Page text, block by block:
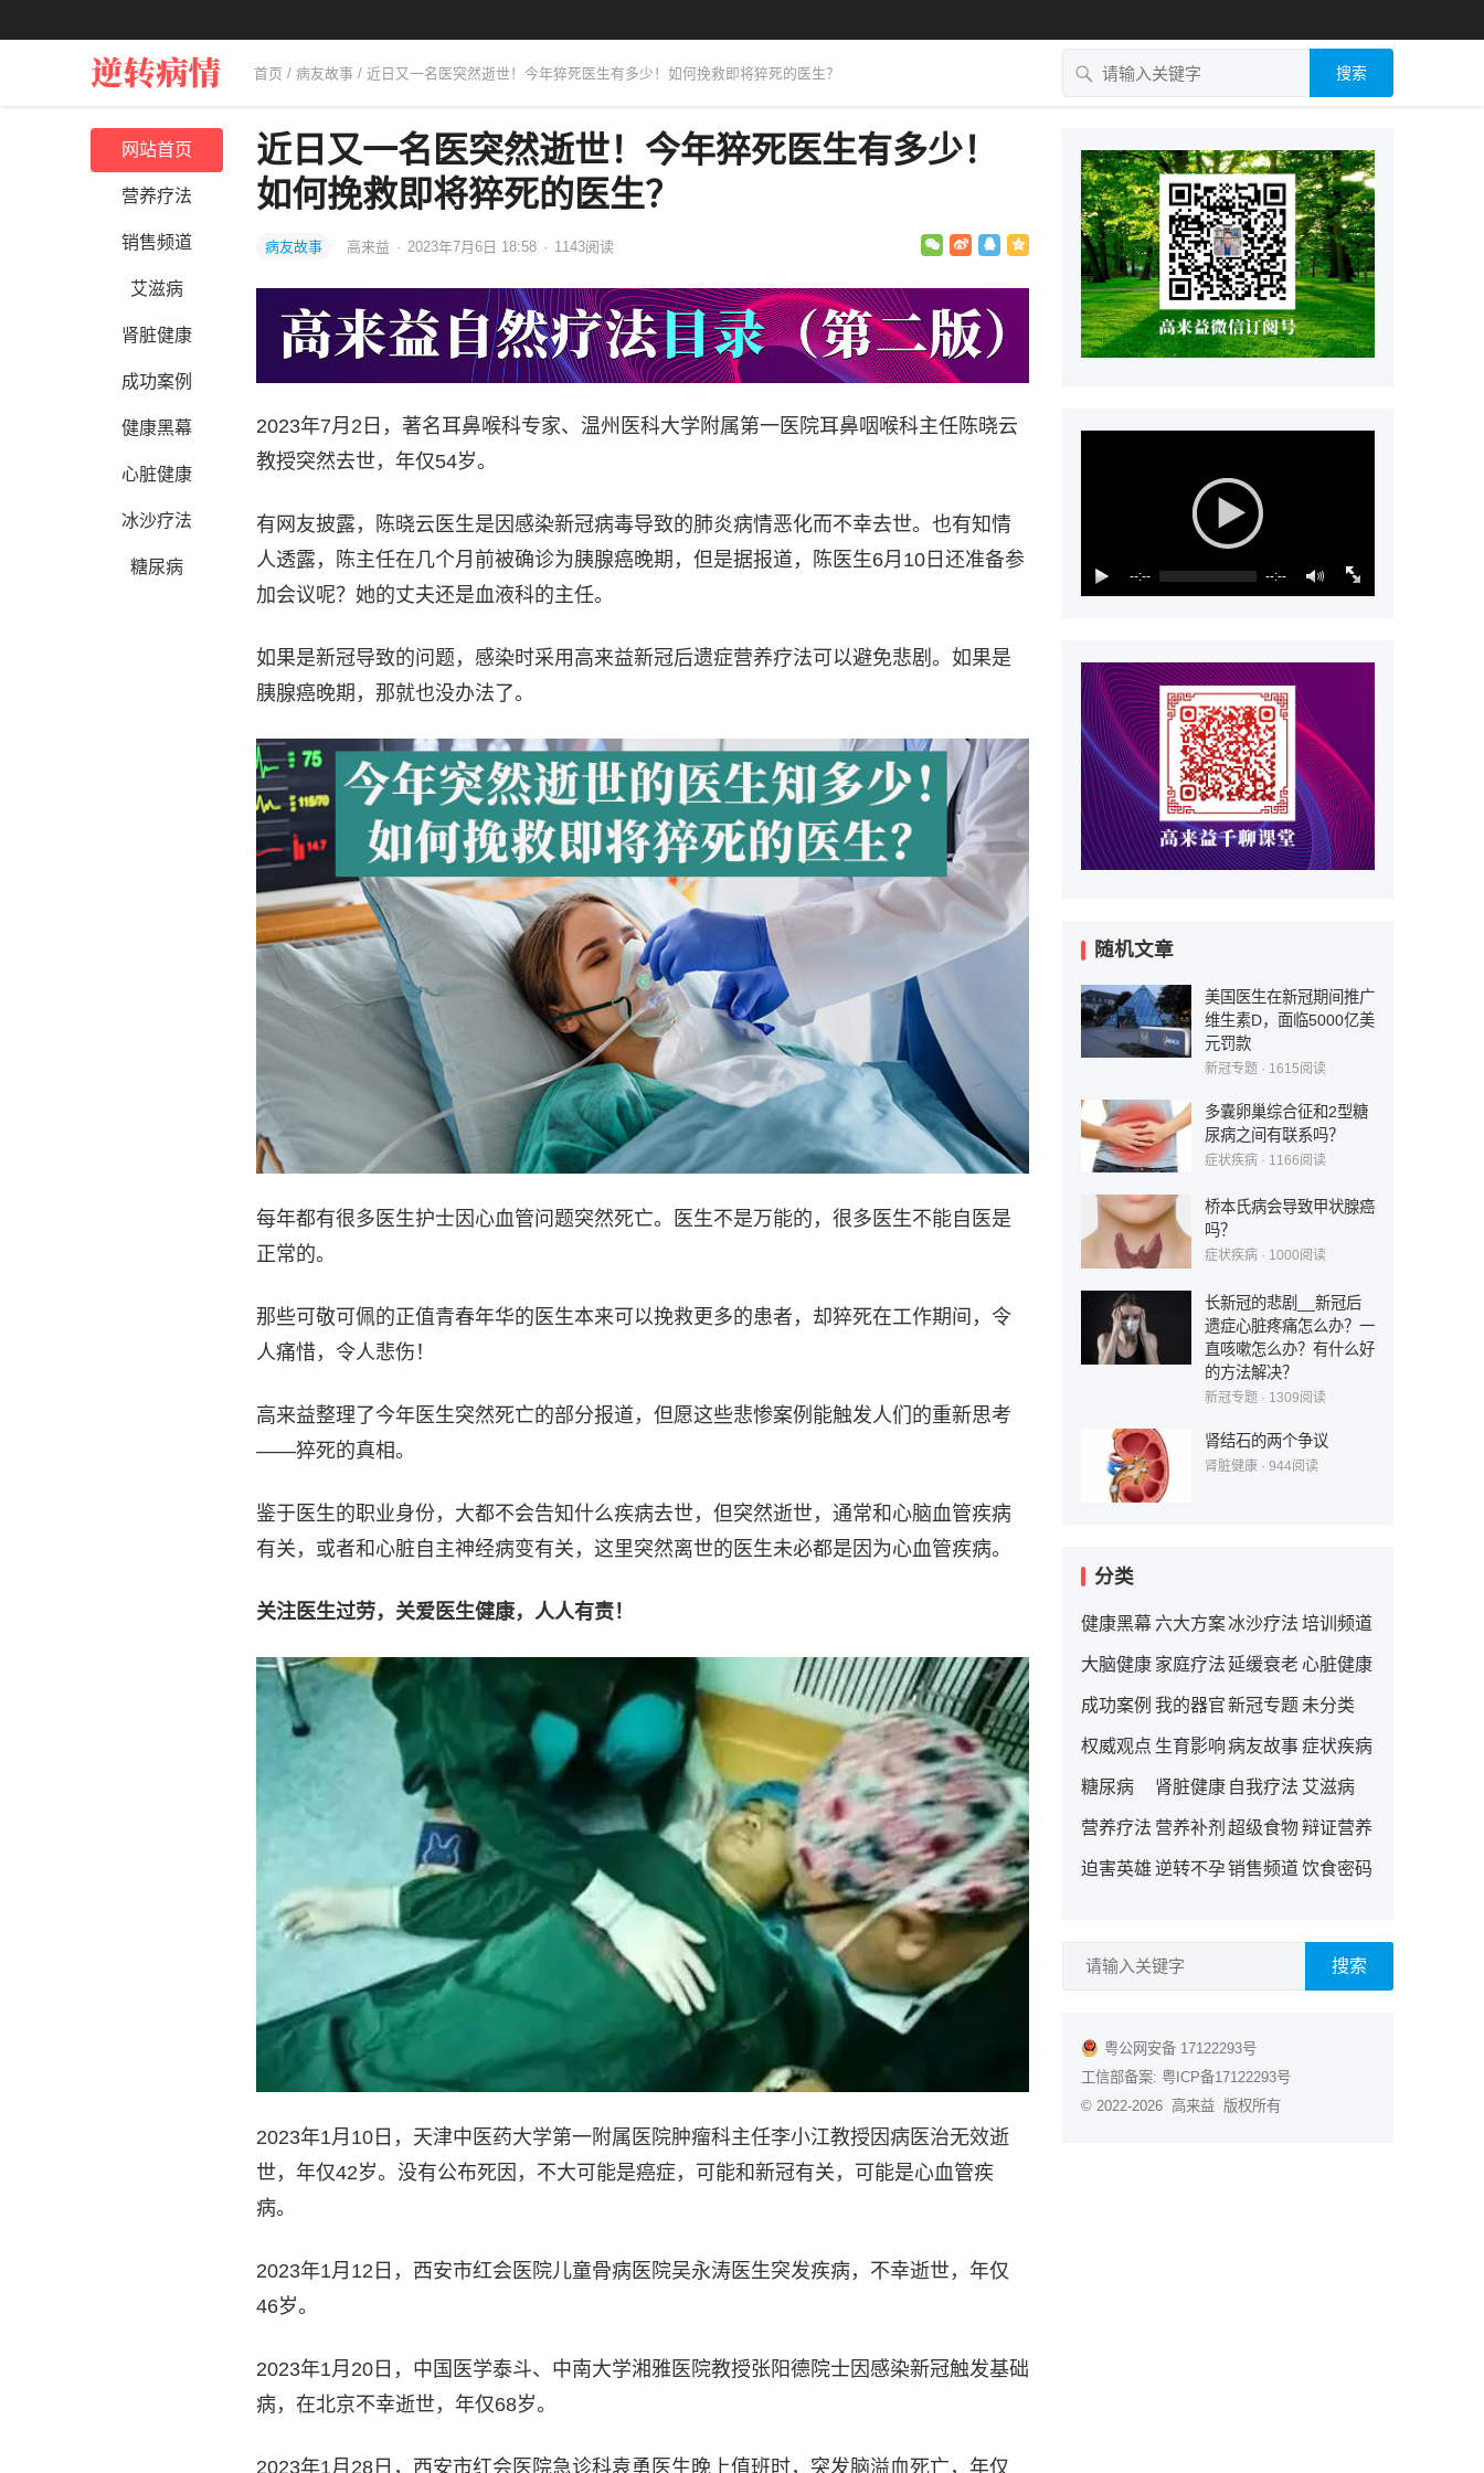
首页 /病友故事 / 近日又一名医突然逝世！今年猝死医生有多少！如何挽救即将猝死的医生？ 搜索
网站首页
营养疗法
销售频道
艾滋病
肾脏健康
成功案例
健康黑幕
心脏健康
冰沙疗法
糖尿病
近日又一名医突然逝世！今年猝死医生有多少！
如何挽救即将猝死的医生？
病友故事 高来益 · 2023年7月6日 18:58 · 1143阅读
2023年7月2日，著名耳鼻喉科专家、温州医科大学附属第一医院耳鼻咽喉科主任陈晓云
教授突然去世，年仅54岁。
有网友披露，陈晓云医生是因感染新冠病毒导致的肺炎病情恶化而不幸去世。也有知情
人透露，陈主任在几个月前被确诊为胰腺癌晚期，但是据报道，陈医生6月10日还准备参
加会议呢？她的丈夫还是血液科的主任。
如果是新冠导致的问题，感染时采用高来益新冠后遗症营养疗法可以避免悲剧。如果是
胰腺癌晚期，那就也没办法了。
每年都有很多医生护士因心血管问题突然死亡。医生不是万能的，很多医生不能自医是
正常的。
那些可敬可佩的正值青春年华的医生本来可以挽救更多的患者，却猝死在工作期间，令
人痛惜，令人悲伤！
高来益整理了今年医生突然死亡的部分报道，但愿这些悲惨案例能触发人们的重新思考
——猝死的真相。
鉴于医生的职业身份，大都不会告知什么疾病去世，但突然逝世，通常和心脑血管疾病
有关，或者和心脏自主神经病变有关，这里突然离世的医生未必都是因为心血管疾病。
关注医生过劳，关爱医生健康，人人有责！
2023年1月10日，天津中医药大学第一附属医院肿瘤科主任李小江教授因病医治无效逝
世，年仅42岁。没有公布死因，不大可能是癌症，可能和新冠有关，可能是心血管疾
病。
2023年1月12日，西安市红会医院儿童骨病医院吴永涛医生突发疾病，不幸逝世，年仅
46岁。
2023年1月20日，中国医学泰斗、中南大学湘雅医院教授张阳德院士因感染新冠触发基础
病，在北京不幸逝世，年仅68岁。
2023年1月28日，西安市红会医院急诊科袁勇医生晚上值班时，突发脑溢血死亡，年仅
--:-- --:--
随机文章
美国医生在新冠期间推广
维生素D，面临5000亿美
元罚款
新冠专题 · 1615阅读
多囊卵巢综合征和2型糖
尿病之间有联系吗？
症状疾病 · 1166阅读
桥本氏病会导致甲状腺癌
吗？
症状疾病 · 1000阅读
长新冠的悲剧__新冠后
遗症心脏疼痛怎么办？一
直咳嗽怎么办？有什么好
的方法解决？
新冠专题 · 1309阅读
肾结石的两个争议
肾脏健康 · 944阅读
分类
健康黑幕 六大方案冰沙疗法 培训频道
大脑健康 家庭疗法 延缓衰老 心脏健康
成功案例 我的器官新冠专题 未分类
权威观点 生育影响病友故事症状疾病
糖尿病 肾脏健康 自我疗法 艾滋病
营养疗法 营养补剂 超级食物辩证营养
迫害英雄 逆转不孕销售频道饮食密码
搜索
粤公网安备 17122293号
工信部备案: 粤ICP备17122293号
© 2022-2026 高来益 版权所有